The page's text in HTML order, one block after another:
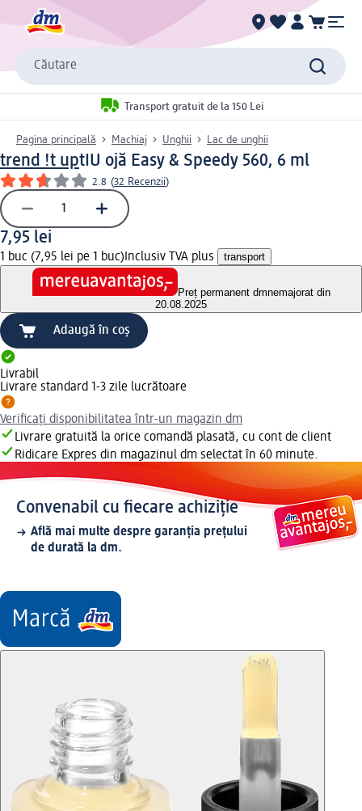
Căutare
Transport gratuit de la 150 Lei
Pagina principală Machiaj Unghii Lac de unghii
trend !t uptIU ojă Easy & Speedy 560, 6 ml
2.8 (32 Recenzii)
7,95 lei
1 buc (7,95 lei pe 1 buc) Inclusiv TVA plus transport
Preț permanent dmnemajorat din
20.08.2025
Adaugă în coș
Livrabil
Livrare standard 1-3 zile lucrătoare
Verificați disponibilitatea într-un magazin dm
Livrare gratuită la orice comandă plasată, cu cont de client
Ridicare Expres din magazinul dm selectat în 60 minute.
Convenabil cu fiecare achiziție
Află mai multe despre garanția prețului
de durată la dm.